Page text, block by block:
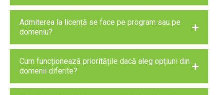
Admiterea la licență se face pe program sau pe
domeniu?
Cum funcționează prioritățile dacă aleg opțiuni din
domenii diferite?